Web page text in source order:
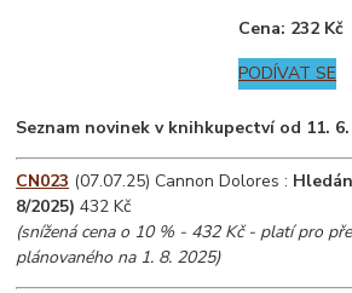
Cena: 232 Kč
PODÍVAT SE
Seznam novinek v knihkupectví od 11.
CN023 (07.07.25) Cannon Dolores :
8/2025) 432 Kč
(snížená cena o 10 % - 432 Kč - platí pro
plánovaného na 1. 8. 2025)